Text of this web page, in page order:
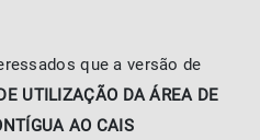
que a versão de
UTILIZAÇÃO DA ÁREA DE
AO CAIS